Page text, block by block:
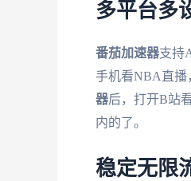
多平台多
番茄加速器支持
手机看NBA直播
器后，打开B站
内的了。
稳定无限